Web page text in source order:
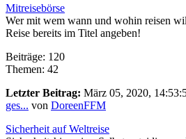
Mitreisebörse
Wer mit wem wann und wohin reisen
Reise bereits im Titel angeben!
Beiträge: 120
Themen: 42
Letzter Beitrag: März 05, 2020,
ges... von DoreenFFM
Sicherheit auf Weltreise